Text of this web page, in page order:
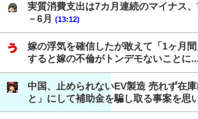
実質消費支出は7カ月連続のマイナス
－6月
(13:12)
嫁の浮気を確信したが敢えて「1ヶ月間
すると嫁の不倫がトンデモないことに...
中国、止められないEV製造 売れず在
と」にして補助金を騙し取る事案を思